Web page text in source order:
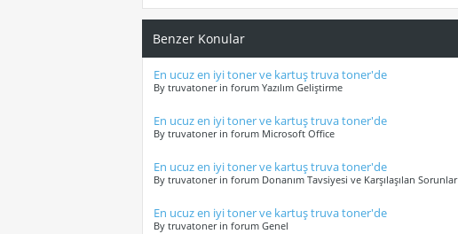
Benzer Konular
En ucuz en iyi toner ve kartuş truva toner'de
By truvatoner in forum Yazılım Geliştirme
En ucuz en iyi toner ve kartuş truva toner'de
By truvatoner in forum Microsoft Office
En ucuz en iyi toner ve kartuş truva toner'de
By truvatoner in forum Donanım Tavsiyesi ve Karşılaşılan Sorunlar
En ucuz en iyi toner ve kartuş truva toner'de
By truvatoner in forum Genel